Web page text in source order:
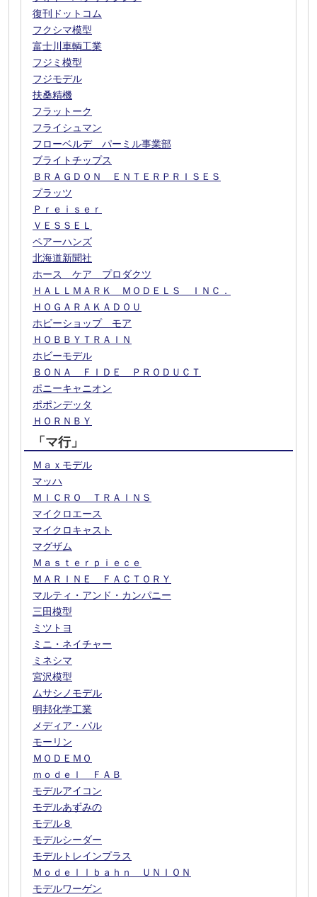
復刊ドットコム
フクシマ模型
富士川車輌工業
フジミ模型
フジモデル
扶桑精機
フラットーク
フライシュマン
フローベルデ パーミル事業部
ブライトチップス
ＢＲＡＧＤＯＮ ＥＮＴＥＲＰＲＩＳＥＳ
プラッツ
Ｐｒｅｉｓｅｒ
ＶＥＳＳＥＬ
ペアーハンズ
北海道新聞社
ホース ケア プロダクツ
ＨＡＬＬＭＡＲＫ ＭＯＤＥＬＳ ＩＮＣ．
ＨＯＧＡＲＡＫＡＤＯＵ
ホビーショップ モア
ＨＯＢＢＹＴＲＡＩＮ
ホビーモデル
ＢＯＮＡ ＦＩＤＥ ＰＲＯＤＵＣＴ
ポニーキャニオン
ポポンデッタ
ＨＯＲＮＢＹ
「マ行」
Ｍａｘモデル
マッハ
ＭＩＣＲＯ ＴＲＡＩＮＳ
マイクロエース
マイクロキャスト
マグザム
Ｍａｓｔｅｒｐｉｅｃｅ
ＭＡＲＩＮＥ ＦＡＣＴＯＲＹ
マルティ・アンド・カンパニー
三田模型
ミツトヨ
ミニ・ネイチャー
ミネシマ
宮沢模型
ムサシノモデル
明邦化学工業
メディア・パル
モーリン
ＭＯＤＥＭＯ
ｍｏｄｅｌ ＦＡＢ
モデルアイコン
モデルあずみの
モデル８
モデルシーダー
モデルトレインプラス
Ｍｏｄｅｌｌｂａｈｎ ＵＮＩＯＮ
モデルワーゲン